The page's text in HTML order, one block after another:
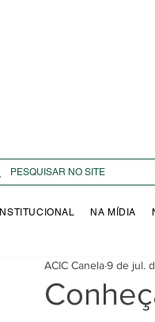
INSTITUCIONAL NA MÍDIA
ACIC Canela9 de jul.